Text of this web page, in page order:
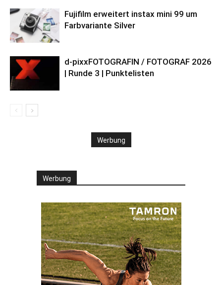
Fujifilm erweitert instax mini 99 um
Farbvariante Silver
d-pixxFOTOGRAFIN / FOTOGRAF 2026
| Runde 3 | Punktelisten
Werbung
Werbung